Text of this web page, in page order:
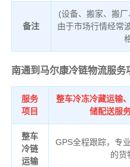
备注
(设备、搬家、搬厂
由于市场行情经常
南通到马尔康冷链物流服务
服务
项目
整车冷冻冷藏运输
储配送服
整车
冷链
运输
GPS全程跟踪，专
的货